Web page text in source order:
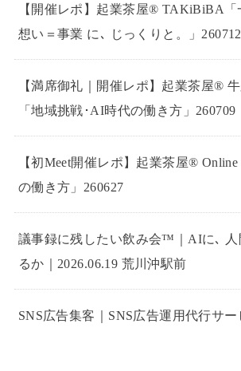
【開催レポ】起業茶屋® TAKiBiBA
想い＝事業 に､ じっくりと。」260712
【満席御礼｜開催レポ】起業茶屋®
「地域挑戦･AI時代の働き方」260709
【初Meet開催レポ】起業茶屋®
の働き方」260627
議事録に残したい飲み会™｜AIに､ 人
るか｜2026.06.19 荒川沖駅前
SNS広告集客｜SNS広告運用代行サー